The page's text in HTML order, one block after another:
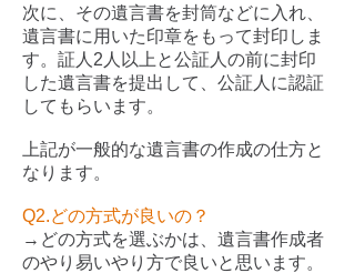
次に、その遺言書を封筒などに入れ、
遺言書に用いた印章をもって封印しま
す。証人 2人以上と公証人の前に封印
した遺言書を提出して、公証人に認証
してもらいます。
上記が一般的な遺言書の作成の仕方と
なります。
Q2.どの方式が良いの？
→どの方式を選ぶかは、遺言書作成者
のやり易いやり方で良いと思います。